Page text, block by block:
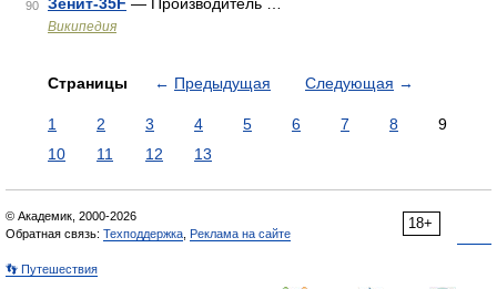
90
Википедия
Страницы ← Предыдущая Следующая →
1 2 3 4 5 6 7 8
9
10
11 12 13
18+
© Академик, 2000-2026
Обратная связь: Техподдержка Реклама на сайте
👣 Путешествия